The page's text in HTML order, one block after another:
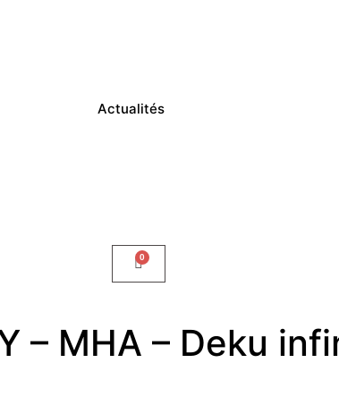
Actualités
– MHA – Deku